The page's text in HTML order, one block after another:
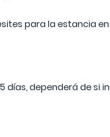
para la estancia
días, dependerá de si